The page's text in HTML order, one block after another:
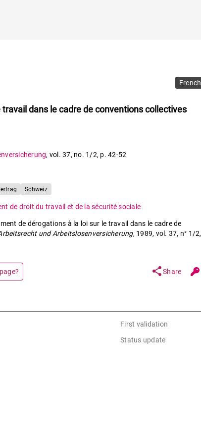
French
dans le cadre de conventions collectives
, vol. 37, no. 1/2, p. 42-52
Schweiz
de droit du travail et de la sécurité sociale
de dérogations à la loi sur le travail dans le cadre de
und Arbeitslosenversicherung, 1989, vol. 37, n° 1/2,
shareShare
First validation
Status update